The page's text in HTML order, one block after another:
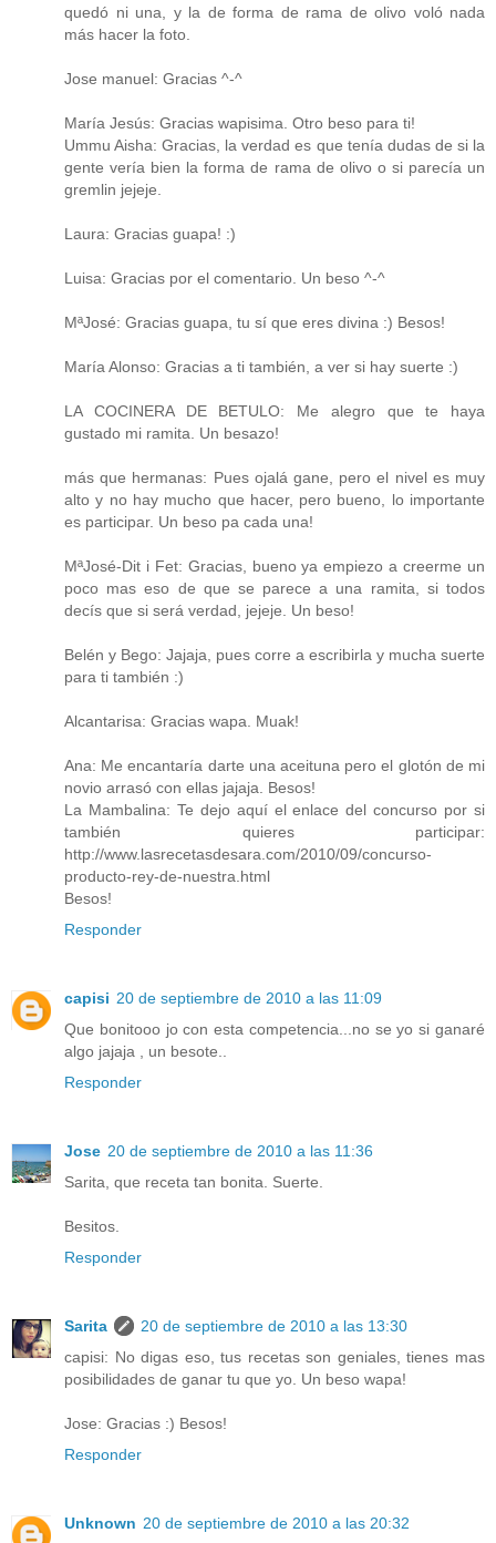
quedó ni una, y la de forma de rama de olivo voló nada
más hacer la foto.
Jose manuel: Gracias ^-^
María Jesús: Gracias wapisima. Otro beso para ti!
Ummu Aisha: Gracias, la verdad es que tenía dudas de si la
gente vería bien la forma de rama de olivo o si parecía un
gremlin jejeje.
Laura: Gracias guapa! :)
Luisa: Gracias por el comentario. Un beso ^-^
MªJosé: Gracias guapa, tu sí que eres divina :) Besos!
María Alonso: Gracias a ti también, a ver si hay suerte :)
LA COCINERA DE BETULO: Me alegro que te haya
gustado mi ramita. Un besazo!
más que hermanas: Pues ojalá gane, pero el nivel es muy
alto y no hay mucho que hacer, pero bueno, lo importante
es participar. Un beso pa cada una!
MªJosé-Dit i Fet: Gracias, bueno ya empiezo a creerme un
poco mas eso de que se parece a una ramita, si todos
decís que si será verdad, jejeje. Un beso!
Belén y Bego: Jajaja, pues corre a escribirla y mucha suerte
para ti también :)
Alcantarisa: Gracias wapa. Muak!
Ana: Me encantaría darte una aceituna pero el glotón de mi
novio arrasó con ellas jajaja. Besos!
La Mambalina: Te dejo aquí el enlace del concurso por si
también quieres participar:
http://www.lasrecetasdesara.com/2010/09/concurso-
producto-rey-de-nuestra.html
Besos!
Responder
capisi 20 de septiembre de 2010 a las 11:09
Que bonitooo jo con esta competencia...no se yo si ganaré
algo jajaja , un besote..
Responder
Jose 20 de septiembre de 2010 a las 11:36
Sarita, que receta tan bonita. Suerte.
Besitos.
Responder
Sarita
20 de septiembre de 2010 a las 13:30
capisi: No digas eso, tus recetas son geniales, tienes mas
posibilidades de ganar tu que yo. Un beso wapa!
Jose: Gracias :) Besos!
Responder
Unknown 20 de septiembre de 2010 a las 20:32